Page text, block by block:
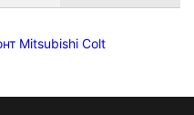
Mitsubishi Colt